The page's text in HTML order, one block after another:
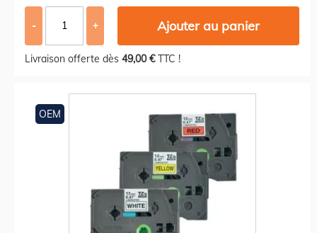
- + Ajouter au panier
Livraison offerte dès 49,00 €TTC !
OEM